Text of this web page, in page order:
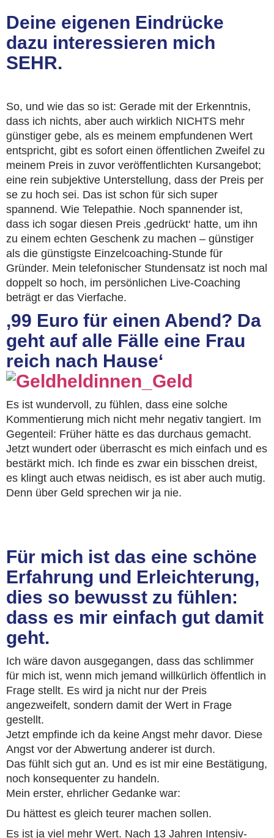
Deine eigenen Eindrücke
dazu interessieren mich
SEHR.
So, und wie das so ist: Gerade mit der Erkenntnis,
dass ich nichts, aber auch wirklich NICHTS mehr
günstiger gebe, als es meinem empfundenen Wert
entspricht, gibt es sofort einen öffentlichen Zweifel zu
meinem Preis in zuvor veröffentlichten Kursangebot;
eine rein subjektive Unterstellung, dass der Preis per
se zu hoch sei. Das ist schon für sich super
spannend. Wie Telepathie. Noch spannender ist,
dass ich sogar diesen Preis ‚gedrückt‘ hatte, um ihn
zu einem echten Geschenk zu machen – günstiger
als die günstigste Einzelcoaching-Stunde für
Gründer. Mein telefonischer Stundensatz ist noch mal
doppelt so hoch, im persönlichen Live-Coaching
beträgt er das Vierfache.
‚99 Euro für einen Abend? Da
geht auf alle Fälle eine Frau
reich nach Hause‘
Es ist wundervoll, zu fühlen, dass eine solche
Kommentierung mich nicht mehr negativ tangiert. Im
Gegenteil: Früher hätte es das durchaus gemacht.
Jetzt wundert oder überrascht es mich einfach und es
bestärkt mich. Ich finde es zwar ein bisschen dreist,
es klingt auch etwas neidisch, es ist aber auch mutig.
Denn über Geld sprechen wir ja nie.
Für mich ist das eine schöne
Erfahrung und Erleichterung,
dies so bewusst zu fühlen:
dass es mir einfach gut damit
geht.
Ich wäre davon ausgegangen, dass das schlimmer
für mich ist, wenn mich jemand willkürlich öffentlich in
Frage stellt. Es wird ja nicht nur der Preis
angezweifelt, sondern damit der Wert in Frage
gestellt.
Jetzt empfinde ich da keine Angst mehr davor. Diese
Angst vor der Abwertung anderer ist durch.
Das fühlt sich gut an. Und es ist mir eine Bestätigung,
noch konsequenter zu handeln.
Mein erster, ehrlicher Gedanke war:
Du hättest es gleich teurer machen sollen.
Es ist ja viel mehr Wert. Nach 13 Jahren Intensiv-